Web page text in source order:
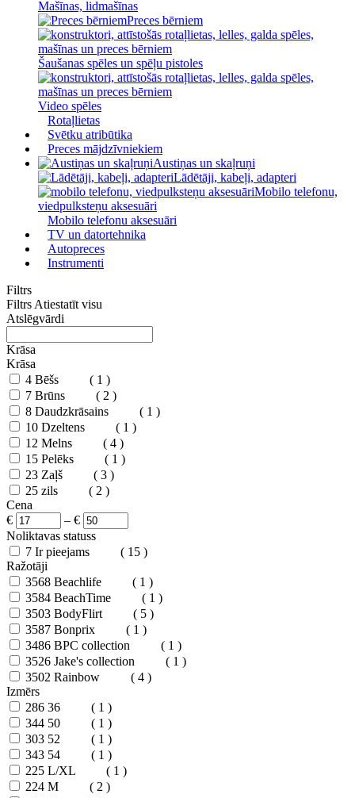
Mašīnas, lidmašīnas
Preces bērniem
Šaušanas spēles un spēļu pistoles
Video spēles
Rotaļlietas
Svētku atribūtika
Preces mājdzīvniekiem
Austiņas un skaļruņi
Lādētāji, kabeļi, adapteri
Mobilo telefonu,
viedpulksteņu aksesuāri
Mobilo telefonu aksesuāri
TV un datortehnika
Autopreces
Instrumenti
Filtrs
Filtrs Atiestatīt visu
Atslēgvārdi
Krāsa
Krāsa
4 Bēšs
( 1 )
7 Brūns
( 2 )
8 Daudzkrāsains
( 1 )
10 Dzeltens
( 1 )
12 Melns
( 4 )
15 Pelēks
( 1 )
23 Zaļš
( 3 )
25 zils
( 2 )
Cena
€
– €
Noliktavas statuss
7 Ir pieejams
( 15 )
Ražotāji
3568 Beachlife
( 1 )
3584 BeachTime
( 1 )
3503 BodyFlirt
( 5 )
3587 Bonprix
( 1 )
3486 BPC collection
( 1 )
3526 Jake's collection
( 1 )
3502 Rainbow
( 4 )
Izmērs
286 36
( 1 )
344 50
( 1 )
303 52
( 1 )
343 54
( 1 )
225 L/XL
( 1 )
224 M
( 2 )